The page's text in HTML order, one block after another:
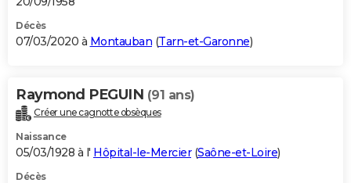
Décès
07/03/2020 à Montauban (Tarn-et-Garonne)
Raymond PEGUIN (91 ans)
Créer une cagnotte obsèques
Naissance
05/03/1928 à l' Hôpital-le-Mercier(Saône-et-Loire)
Décès